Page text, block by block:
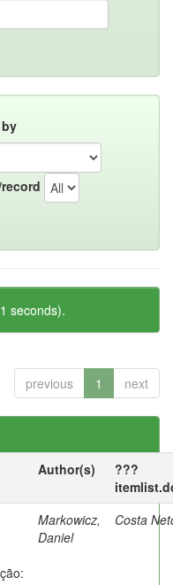
seconds).
previous 1 next
Author(s)
???
Markowicz,
Daniel
Costa